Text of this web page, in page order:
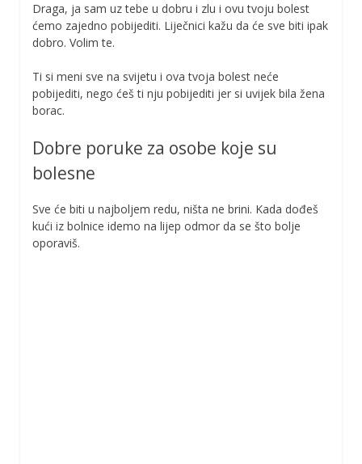
Draga, ja sam uz tebe u dobru i zlu i ovu tvoju bolest
ćemo zajedno pobijediti. Liječnici kažu da će sve biti ipak
dobro. Volim te.
Ti si meni sve na svijetu i ova tvoja bolest neće
pobijediti, nego ćeš ti nju pobijediti jer si uvijek bila žena
borac.
Dobre poruke za osobe koje su
bolesne
Sve će biti u najboljem redu, ništa ne brini. Kada dođeš
kući iz bolnice idemo na lijep odmor da se što bolje
oporaviš.